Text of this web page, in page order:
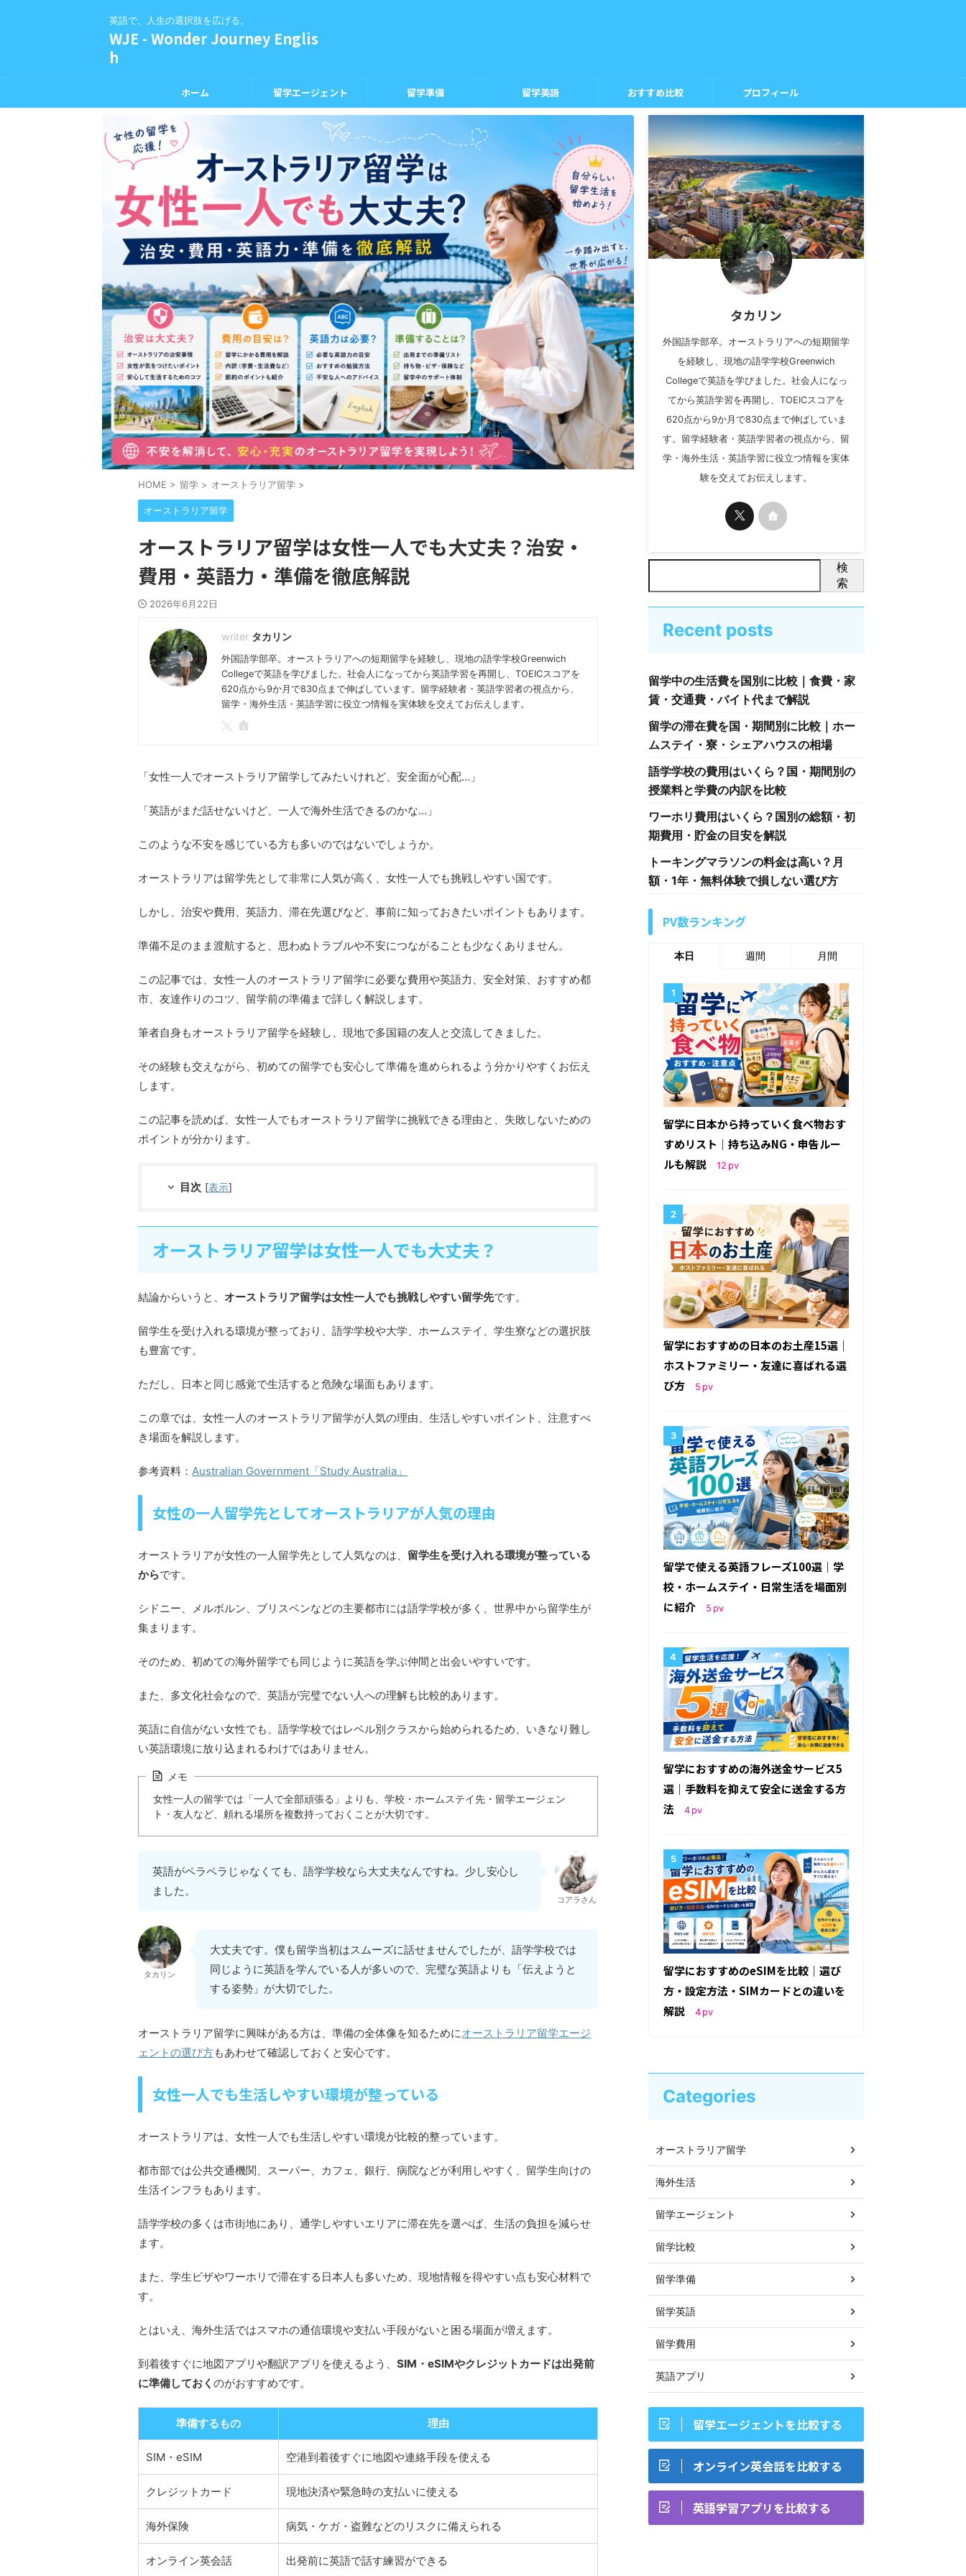
英語で、人生の選択肢を広げる。
WJE - Wonder Journey Englis
h
ホーム 留学エージェント 留学準備 留学英語 おすすめ比較 プロフィール
HOME > 留学 > オーストラリア留学 >
オーストラリア留学
オーストラリア留学は女性一人でも大丈夫？治安・
費用・英語力・準備を徹底解説
2026年6月22日
タカリン
外国語学部卒。オーストラリアへの短期留学を経験し、現地の語学学校Greenwich
Collegeで英語を学びました。社会人になってから英語学習を再開し、TOEICスコアを
620点から9か月で830点まで伸ばしています。留学経験者・英語学習者の視点から、
留学・海外生活・英語学習に役立つ情報を実体験を交えてお伝えします。
「女性一人でオーストラリア留学してみたいけれど、安全面が心配…」
「英語がまだ話せないけど、一人で海外生活できるのかな…」
このような不安を感じている方も多いのではないでしょうか。
オーストラリアは留学先として非常に人気が高く、女性一人でも挑戦しやすい国です。
しかし、治安や費用、英語力、滞在先選びなど、事前に知っておきたいポイントもあります。
準備不足のまま渡航すると、思わぬトラブルや不安につながることも少なくありません。
この記事では、女性一人のオーストラリア留学に必要な費用や英語力、安全対策、おすすめ都
市、友達作りのコツ、留学前の準備まで詳しく解説します。
筆者自身もオーストラリア留学を経験し、現地で多国籍の友人と交流してきました。
その経験も交えながら、初めての留学でも安心して準備を進められるよう分かりやすくお伝え
します。
この記事を読めば、女性一人でもオーストラリア留学に挑戦できる理由と、失敗しないための
ポイントが分かります。
目次 [表示]
オーストラリア留学は女性一人でも大丈夫？
結論からいうと、 オーストラリア留学は女性一人でも挑戦しやすい留学先です。
留学生を受け入れる環境が整っており、語学学校や大学、ホームステイ、学生寮などの選択肢
も豊富です。
ただし、日本と同じ感覚で生活すると危険な場面もあります。
この章では、女性一人のオーストラリア留学が人気の理由、生活しやすいポイント、注意すべ
き場面を解説します。
参考資料： Australian Government「Study Australia」
女性の一人留学先としてオーストラリアが人気の理由
オーストラリアが女性の一人留学先として人気なのは、 留学生を受け入れる環境が整っている
からです。
シドニー、メルボルン、ブリスベンなどの主要都市には語学学校が多く、世界中から留学生が
集まります。
そのため、初めての海外留学でも同じように英語を学ぶ仲間と出会いやすいです。
また、多文化社会なので、英語が完璧でない人への理解も比較的あります。
英語に自信がない女性でも、語学学校ではレベル別クラスから始められるため、いきなり難し
い英語環境に放り込まれるわけではありません。
メモ
女性一人の留学では「一人で全部頑張る」よりも、学校・ホームステイ先・留学エージェン
ト・友人など、頼れる場所を複数持っておくことが大切です。
英語がペラペラじゃなくても、語学学校なら大丈夫なんですね。少し安心し
ました。
コアラさん
タカリン
大丈夫です。僕も留学当初はスムーズに話せませんでしたが、語学学校では
同じように英語を学んでいる人が多いので、完璧な英語よりも「伝えようと
する姿勢」が大切でした。
オーストラリア留学に興味がある方は、準備の全体像を知るためにオーストラリア留学エージ
ェントの選び方もあわせて確認しておくと安心です。
女性一人でも生活しやすい環境が整っている
オーストラリアは、女性一人でも生活しやすい環境が比較的整っています。
都市部では公共交通機関、スーパー、カフェ、銀行、病院などが利用しやすく、留学生向けの
生活インフラもあります。
語学学校の多くは市街地にあり、通学しやすいエリアに滞在先を選べば、生活の負担を減らせ
ます。
また、学生ビザやワーホリで滞在する日本人も多いため、現地情報を得やすい点も安心材料で
す。
とはいえ、海外生活ではスマホの通信環境や支払い手段がないと困る場面が増えます。
到着後すぐに地図アプリや翻訳アプリを使えるよう、 SIM・eSIMやクレジットカードは出発前
に準備しておく のがおすすめです。
準備するもの 理由
SIM・eSIM 空港到着後すぐに地図や連絡手段を使える
クレジットカード 現地決済や緊急時の支払いに使える
海外保険 病気・ケガ・盗難などのリスクに備えられる
オンライン英会話 出発前に英語で話す練習ができる
タカリン
外国語学部卒。オーストラリアへの短期留学
を経験し、現地の語学学校Greenwich
Collegeで英語を学びました。社会人になっ
てから英語学習を再開し、TOEICスコアを
620点から9か月で830点まで伸ばしていま
す。留学経験者・英語学習者の視点から、留
学・海外生活・英語学習に役立つ情報を実体
験を交えてお伝えします。
検
索
Recent posts
留学中の生活費を国別に比較｜食費・家
賃・交通費・バイト代まで解説
留学の滞在費を国・期間別に比較｜ホー
ムステイ・寮・シェアハウスの相場
語学学校の費用はいくら？国・期間別の
授業料と学費の内訳を比較
ワーホリ費用はいくら？国別の総額・初
期費用・貯金の目安を解説
トーキングマラソンの料金は高い？月
額・1年・無料体験で損しない選び方
PV数ランキング
本日 週間 月間
留学に日本から持っていく食べ物おす
すめリスト｜持ち込みNG・申告ルー
ルも解説
12 pv
留学におすすめの日本のお土産15選｜
ホストファミリー・友達に喜ばれる選
び方
5 pv
留学で使える英語フレーズ100選｜学
校・ホームステイ・日常生活を場面別
に紹介
5 pv
留学におすすめの海外送金サービス5
選｜手数料を抑えて安全に送金する方
法
4 pv
留学におすすめのeSIMを比較｜選び
方・設定方法・SIMカードとの違いを
解説
4 pv
Categories
オーストラリア留学
海外生活
留学エージェント
留学比較
留学準備
留学英語
留学費用
英語アプリ
留学エージェントを比較する
オンライン英会話を比較する
英語学習アプリを比較する